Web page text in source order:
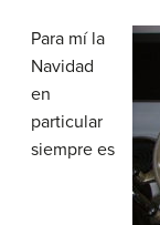
Para mí la
Navidad
en
particular
siempre es